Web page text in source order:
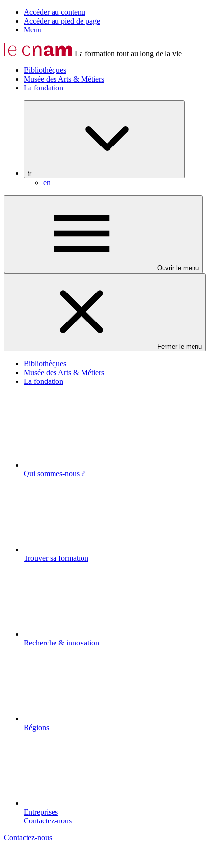
Accéder au contenu
Accéder au pied de page
Menu
La formation tout au long de la vie
Bibliothèques
Musée des Arts & Métiers
La fondation
fr
en
Ouvrir le menu
Fermer le menu
Bibliothèques
Musée des Arts & Métiers
La fondation
Qui sommes-nous ?
Trouver sa formation
Recherche & innovation
Régions
Entreprises
Contactez-nous
Contactez-nous